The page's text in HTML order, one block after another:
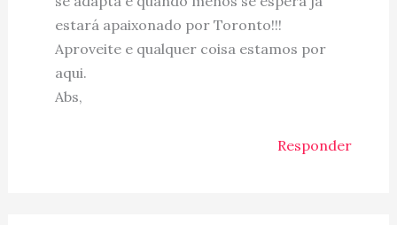
estará apaixonado por Toronto!!!
Aproveite e qualquer coisa estamos por
aqui.
Abs,
Responder